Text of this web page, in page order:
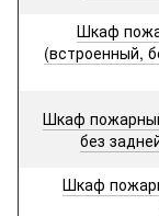
Шкаф
(встроенный,
Шкаф
без
Шкаф